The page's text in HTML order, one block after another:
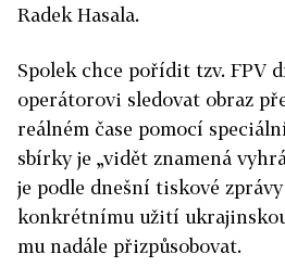
Radek Hasala.
Spolek chce pořídit tzv. FPV
operátorovi sledovat obraz
reálném čase pomocí
sbírky je „vidět znamená
je podle dnešní tiskové
konkrétnímu užití
mu nadále přizpůsobovat.